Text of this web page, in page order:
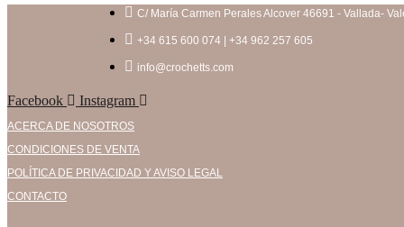
C/ María Carmen Perales Alcover 46691 - Vallada-
+34 615 600 074 | +34 962 257 605
info@crochetts.com
Facebook Instagram
ACERCA DE NOSOTROS
CONDICIONES DE VENTA
POLÍTICA DE PRIVACIDAD Y AVISO LEGAL
CONTACTO